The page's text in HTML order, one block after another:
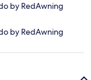
by RedAwning
by RedAwning